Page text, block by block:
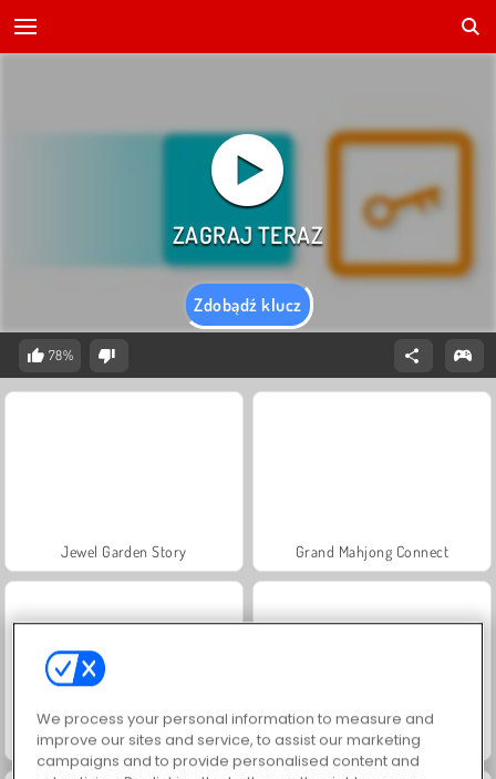
Zdobądź klucz
78%
Jewel Garden Story Grand Mahjong Connect
Juice Merge Trollface Quest: USA 2
We process your personal information to measure and
improve our sites and service, to assist our marketing
campaigns and to provide personalised content and